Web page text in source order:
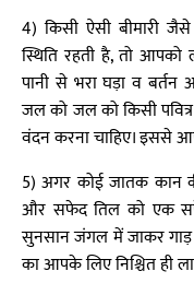
4) किसी ऐसी बीमारी
स्थिति रहती है, तो
पानी से भरा घड़ा व
जल को जल को किसी
वंदन करना चाहिए। इससे
5) अगर कोई जातक कान
और सफेद तिल को एक
सुनसान जंगल में जाकर गाड़
का आपके लिए निश्चित ही